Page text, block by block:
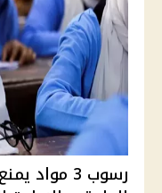
رسوب 3